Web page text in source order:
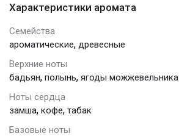
Характеристики аромата
Семейства
ароматические, древесные
Верхние ноты
бадьян, полынь, ягоды можжевельника
Ноты сердца
замша, кофе, табак
Базовые ноты